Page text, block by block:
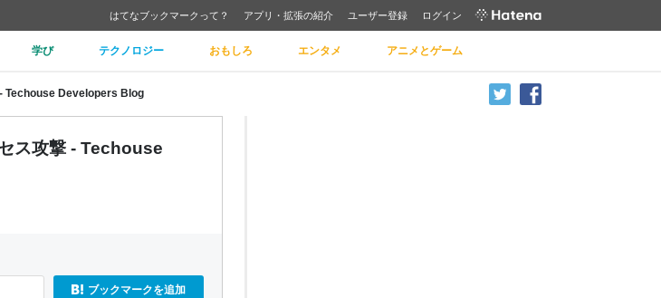
はてなブックマークって？ アプリ・拡張の紹介 ユーザー登録 ログイン
学び テクノロジー おもしろ エンタメ アニメとゲーム
Techouse Developers Blog
ス攻撃 - Techouse
ブックマークを追加